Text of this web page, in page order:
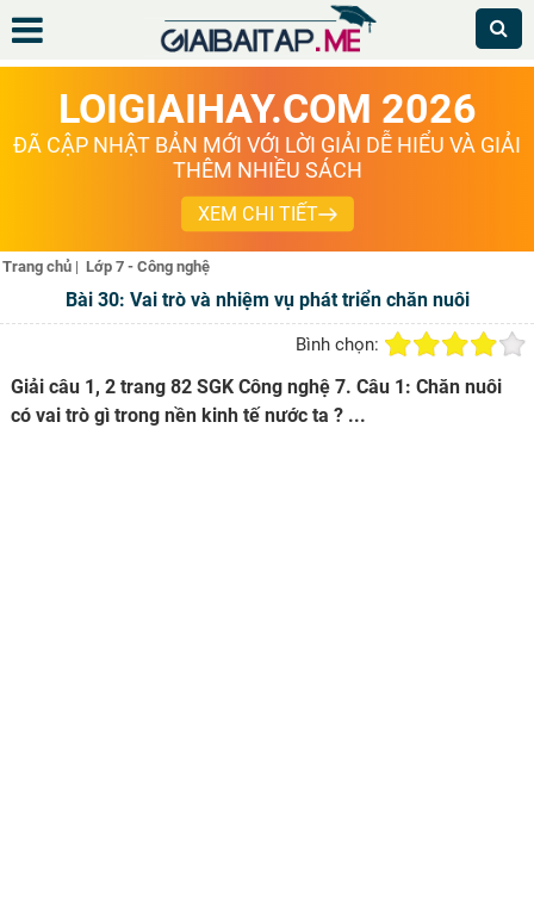
LOIGIAIHAY.COM 2026
ĐÃ CẬP NHẬT BẢN MỚI VỚI LỜI GIẢI DỄ HIỂU VÀ GIẢI
THÊM NHIỀU SÁCH
XEM CHI TIẾT
Trang chủ | Lớp 7 - Công nghệ
Bài 30: Vai trò và nhiệm vụ phát triển chăn nuôi
Bình chọn:
Giải câu 1, 2 trang 82 SGK Công nghệ 7. Câu 1: Chăn nuôi
có vai trò gì trong nền kinh tế nước ta ? ...